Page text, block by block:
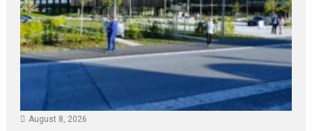
August 8, 2026